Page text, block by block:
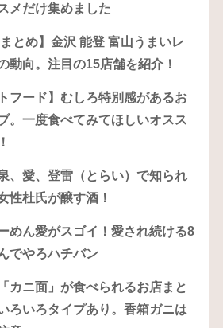
メだけ集めました
とめ】金沢 能登 富山うまいレ
動向。注目の15店舗を紹介！
フード】むしろ特別感があるお
。一度食べてみてほしいオスス
、愛、登雷（とらい）で知られ
性杜氏が醸す酒！
めん愛がスゴイ！愛され続ける8
でやろハチバン
カニ面」が食べられるお店まと
ろいろタイプあり。香箱ガニは